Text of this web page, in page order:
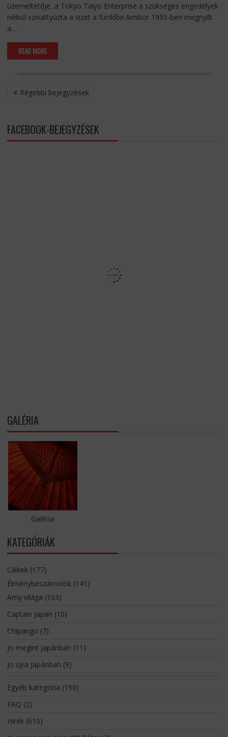
üzemeltetője, a Tokyo Taiyo Enterprise a szükséges engedélyek
nélkül szivattyúzta a vizet a fürdőbe.Amikor 1995-ben megnyílt
a…
READ MORE
BEJEGYZÉS
NAVIGÁCIÓ
Régebbi bejegyzések
FACEBOOK-BEJEGYZÉSEK
GALÉRIA
Galéria
KATEGÓRIÁK
Cikkek(177)
Élménybeszámolók(141)
Amy világa (103)
Captain Japan (10)
Chipango (7)
Jo megint Japánban (11)
Jo újra Japánban (9)
Egyéb kategória (190)
FAQ (2)
Hírek(610)